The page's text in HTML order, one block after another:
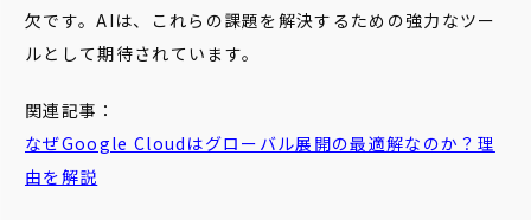
欠です。AIは、これらの課題を解決するための強力なツー
ルとして期待されています。
関連記事：
なぜGoogle Cloudはグローバル展開の最適解なのか？理
由を解説